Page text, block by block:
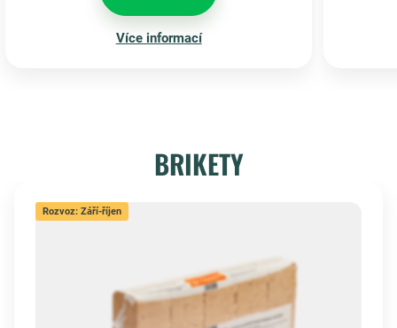
Více informací
BRIKETY
Rozvoz: Září-říjen